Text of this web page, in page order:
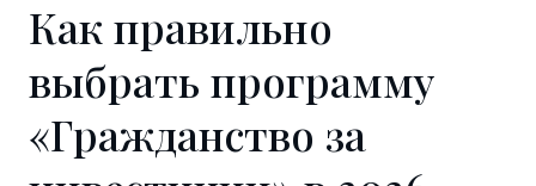
Как правильно
выбрать программу
«Гражданство за